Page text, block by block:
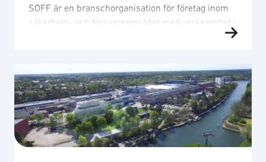
SOFF är en branschorganisation för företag inom
säkerhets- och försvarsområdet med verksamhet i
möjligt att verka framgångsrikt. Till våren 2022 vill
vi gärna ta emot en akademisk praktikant till vårt
kontor på Östermalm i …